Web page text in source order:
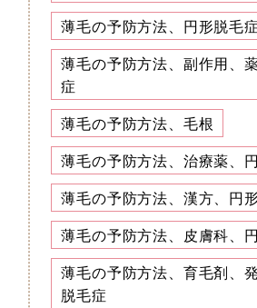
薄毛の予防方法、円形脱毛
薄毛の予防方法、副作用、
症
薄毛の予防方法、毛根
薄毛の予防方法、治療薬、
薄毛の予防方法、漢方、円
薄毛の予防方法、皮膚科、
薄毛の予防方法、育毛剤、
脱毛症